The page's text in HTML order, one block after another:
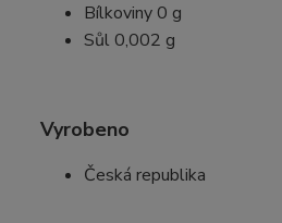
Bílkoviny 0 g
Sůl 0,002 g
Vyrobeno
Česká republika